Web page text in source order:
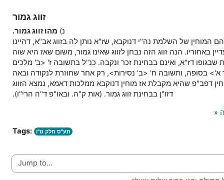
זווג גמור
נ) מהו זווג גמור.
המוחין של השלמת נה"י דנוקבא, שז"א נותן לה בזווג אב"א, דהיינו
באחוריו. הנה זווג הזה נבחן לזווג שאינו גמור, משום שאז היא שוה
שבגופו דז"א, ואינם בבחינת זכר ונקבה. כנ"ל בתשובה ז' <ב' מלכים
בסופה, ותשובה ח' <ב' נסירות>, רק אחר שחוזרת לנקודה ובאה
דפב"פ שהיא מקבלת אז מוחין דנוקבא ממלכות דאמא, נמצא הזווג
דזו"ן בבחינת זווג גמור. (אות ק"ה. ובאו"פ ד"ה הרי"ו).
»
Tags: תע"ס חלק ט"ו
Jump to...